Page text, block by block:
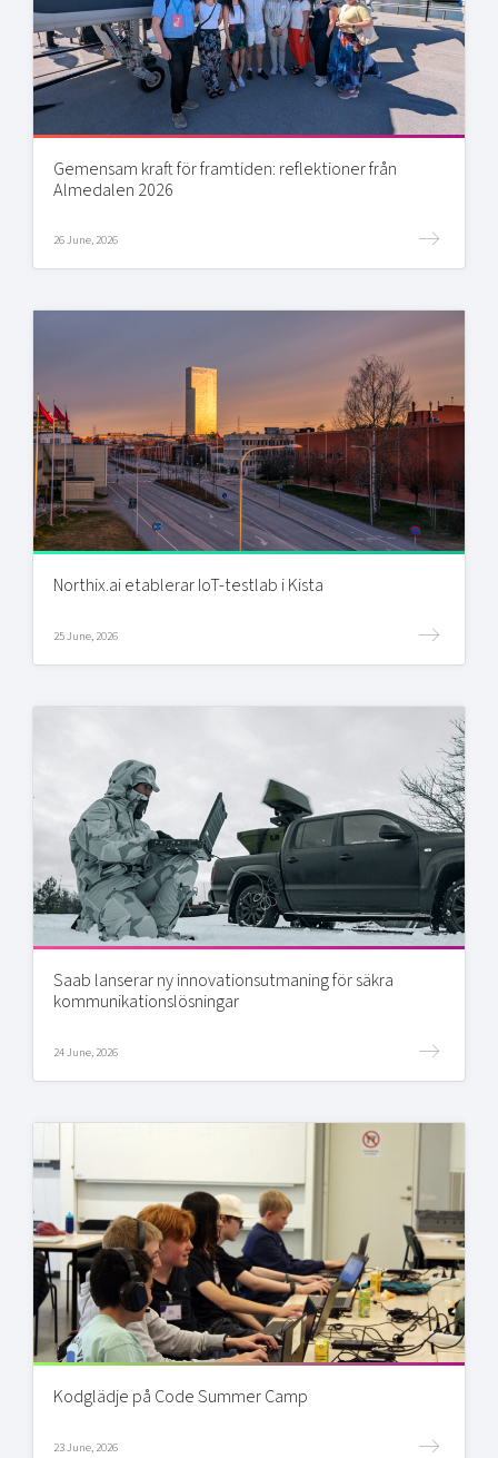
Gemensam kraft för framtiden: reflektioner från
Almedalen 2026
26 June, 2026
Northix.ai etablerar IoT-testlab i Kista
25 June, 2026
Saab lanserar ny innovationsutmaning för säkra
kommunikationslösningar
24 June, 2026
Kodglädje på Code Summer Camp
23 June, 2026